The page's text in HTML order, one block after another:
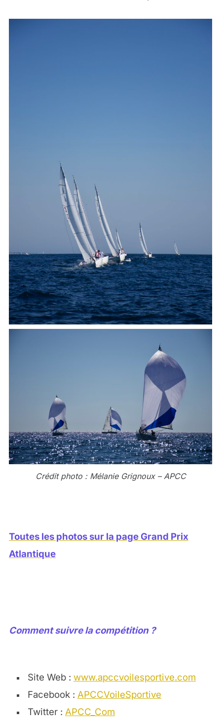
Crédit photo : Mélanie Grignoux – APCC
Toutes les photos sur la page Grand Prix
Atlantique
Comment suivre la compétition ?
Site Web : www.apccvoilesportive.com
Facebook : APCCVoileSportive
Twitter : APCC_Com